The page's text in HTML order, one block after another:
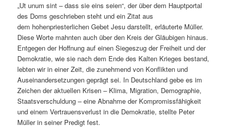
„Ut unum sint – dass sie eins seien“, der über dem Hauptportal
des Doms geschrieben steht und ein Zitat aus
dem hohenpriesterlichen Gebet Jesu darstellt, erläuterte Müller.
Diese Worte mahnten auch über den Kreis der Gläubigen hinaus.
Entgegen der Hoffnung auf einen Siegeszug der Freiheit und der
Demokratie, wie sie nach dem Ende des Kalten Krieges bestand,
lebten wir in einer Zeit, die zunehmend von Konflikten und
Auseinandersetzungen geprägt sei. In Deutschland gebe es im
Zeichen der aktuellen Krisen – Klima, Migration, Demographie,
Staatsverschuldung – eine Abnahme der Kompromissfähigkeit
und einem Vertrauensverlust in die Demokratie, stellte Peter
Müller in seiner Predigt fest.